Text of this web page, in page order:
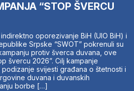
“STOP ŠVERCU
indirektno oporezivanje BiH (UIO BiH) i
Srpske “SWOT” pokrenuli su
protiv šverca duvana, ove
švercu 2026”. Cilj kampanje
podizanje svijesti građana o štetnosti i
duvana i duvanskih
borbe […]